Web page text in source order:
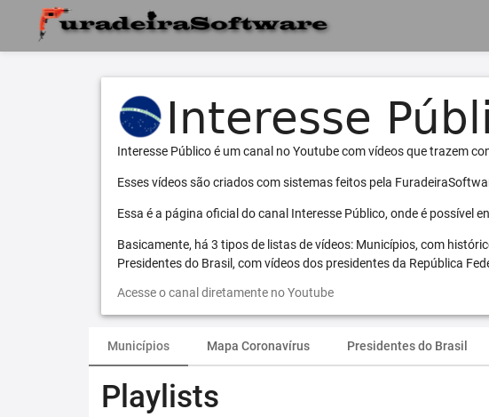
Interesse Público é um canal no Youtube com vídeos que trazem
Esses vídeos são criados com sistemas feitos pela
Essa é a página oficial do canal Interesse Público, onde é possível
Basicamente, há 3 tipos de listas de vídeos: Municípios, com
Presidentes do Brasil, com vídeos dos presidentes da República
Acesse o canal diretamente no Youtube
Municípios Mapa Coronavírus Presidentes do Brasil
Playlists